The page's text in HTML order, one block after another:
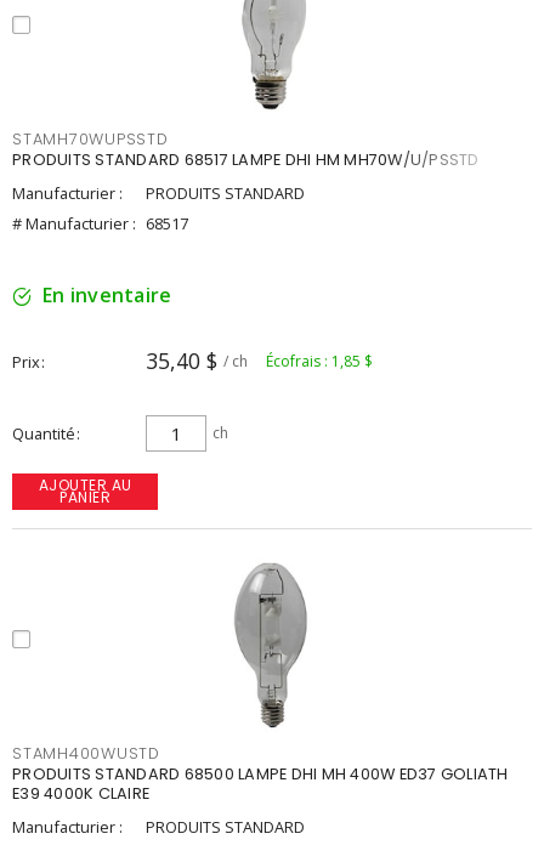
STAMH70WUPSSTD
PRODUITS STANDARD 68517 LAMPE DHI HM MH70W/U/PSSTD
Manufacturier :
PRODUITS STANDARD
# Manufacturier : 68517
En inventaire
Prix 35,40 $ / ch Écofrais : 1,85 $
Quantité ch
AJOUTER AU
PANIER
STAMH400WUSTD
PRODUITS STANDARD 68500 LAMPE DHI MH 400W ED37 GOLIATH
E39 4000K CLAIRE
Manufacturier :
PRODUITS STANDARD